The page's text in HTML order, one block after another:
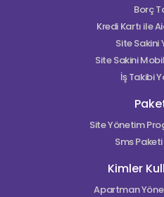
Borç
Kredi Kartı ile
Site Sakini
Site Sakini
İş Takibi
Site Yönetim
Sms
Kimler
Apartman